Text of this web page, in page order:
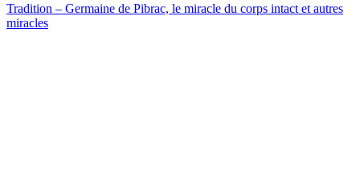
Tradition – Germaine de Pibrac, le miracle du corps intact et autres
miracles